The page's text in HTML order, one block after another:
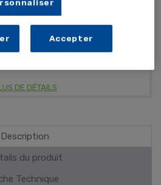
et surfaces
Nettoyant C'SUN
DE DÉTAILS
Description
du produit
Technique
Accepter